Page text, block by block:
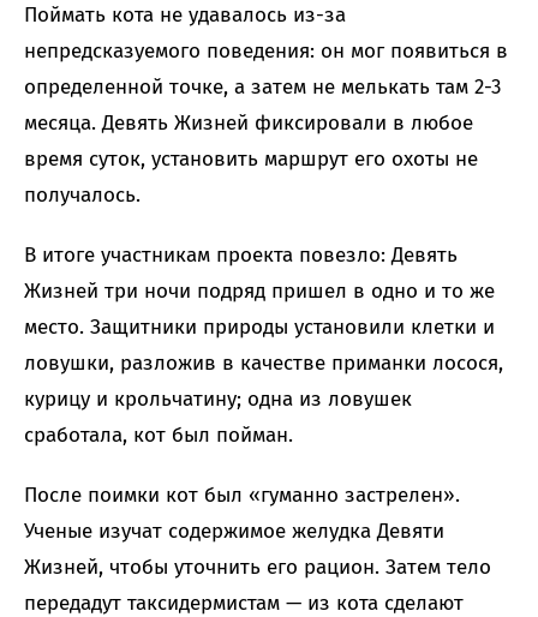
Поймать кота не удавалось из-за
непредсказуемого поведения: он мог появиться в
определенной точке, а затем не мелькать там 2-3
месяца. Девять Жизней фиксировали в любое
время суток, установить маршрут его охоты не
получалось.
В итоге участникам проекта повезло: Девять
Жизней три ночи подряд пришел в одно и то же
место. Защитники природы установили клетки и
ловушки, разложив в качестве приманки лосося,
курицу и крольчатину; одна из ловушек
сработала, кот был пойман.
После поимки кот был «гуманно застрелен».
Ученые изучат содержимое желудка Девяти
Жизней, чтобы уточнить его рацион. Затем тело
передадут таксидермистам — из кота сделают